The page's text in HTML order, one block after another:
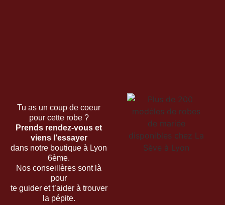
Tu as un coup de coeur
pour cette robe ?
Prends rendez-vous et
viens l’essayer
dans notre boutique à Lyon
6ème.
Nos conseillères sont là
pour
te guider et t’aider à trouver
la pépite.